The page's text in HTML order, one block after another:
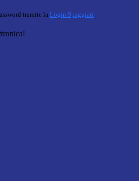
tramite la Login Spaggiari